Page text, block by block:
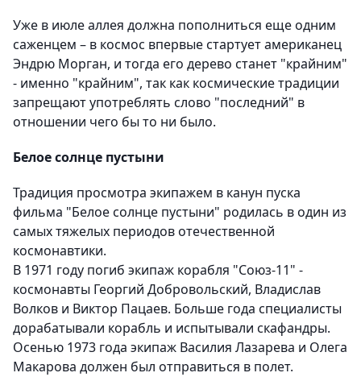
Уже в июле аллея должна пополниться еще одним
саженцем – в космос впервые стартует американец
Эндрю Морган, и тогда его дерево станет "крайним"
- именно "крайним", так как космические традиции
запрещают употреблять слово "последний" в
отношении чего бы то ни было.
Белое солнце пустыни
Традиция просмотра экипажем в канун пуска
фильма "Белое солнце пустыни" родилась в один из
самых тяжелых периодов отечественной
космонавтики.
В 1971 году погиб экипаж корабля "Союз-11" -
космонавты Георгий Добровольский, Владислав
Волков и Виктор Пацаев. Больше года специалисты
дорабатывали корабль и испытывали скафандры.
Осенью 1973 года экипаж Василия Лазарева и Олега
Макарова должен был отправиться в полет.